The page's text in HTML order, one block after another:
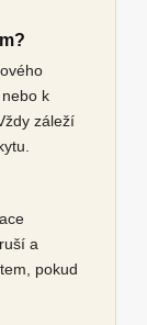
k
záleží
a
pokud